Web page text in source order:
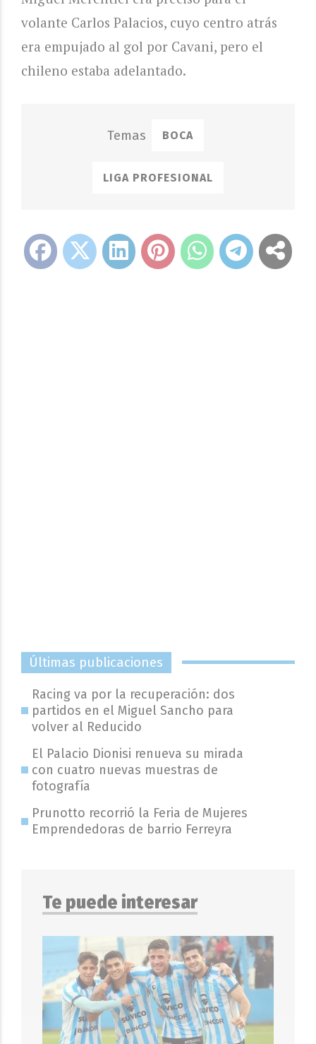
volante Carlos Palacios, cuyo centro atrás
era empujado al gol por Cavani, pero el
chileno estaba adelantado.
BOCA
LIGA PROFESIONAL
Últimas publicaciones
Racing va por la recuperación: dos
partidos en el Miguel Sancho para
volver al Reducido
El Palacio Dionisi renueva su mirada
con cuatro nuevas muestras de
fotografía
Prunotto recorrió la Feria de Mujeres
Emprendedoras de barrio Ferreyra
Te puede interesar